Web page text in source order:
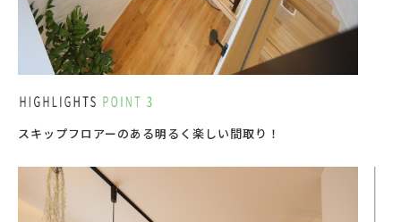
スキップフロアーのある明るく楽しい間取り！